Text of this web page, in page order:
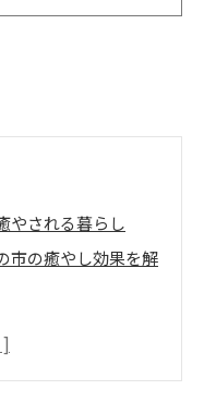
やされる暮らし
市の癒やし効果を解
らしいリラックス空